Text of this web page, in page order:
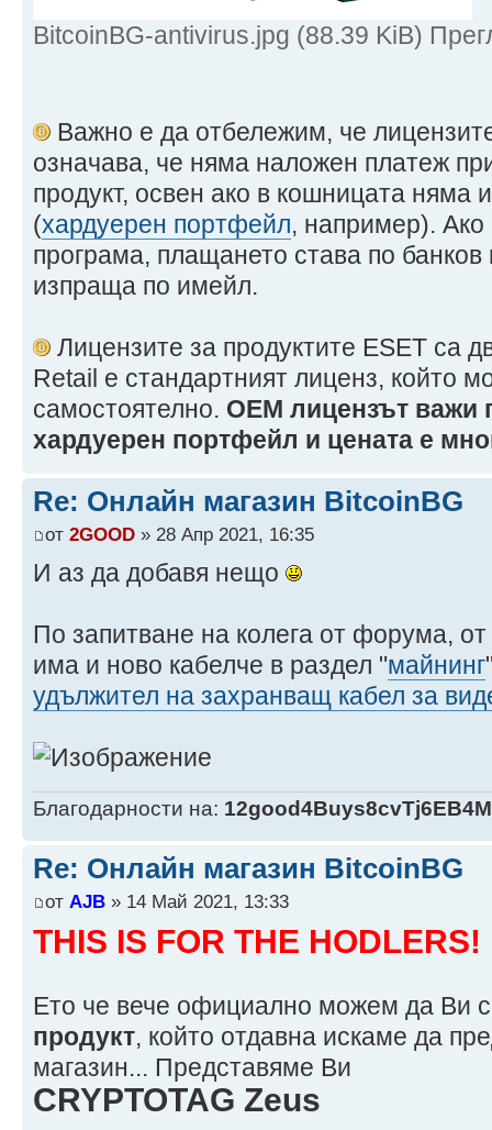
BitcoinBG-antivirus.jpg (88.39 KiB)
Важно е да отбележим, че
означава, че няма наложен платеж
продукт, освен ако в кошницата няма
(хардуерен портфейл, например). Ако
програма, плащането става по банков
изпраща по имейл.
Лицензите за продуктите ESET са
Retail е стандартният лиценз, който
самостоятелно. OEM лицензът важи
хардуерен портфейл и цената е
Re: Онлайн магазин BitcoinBG
от 2GOOD » 28 Апр 2021, 16:35
И аз да добавя нещо
По запитване на колега от форума,
има и ново кабелче в раздел "майнинг
удължител на захранващ кабел за
Благодарности на:
Re: Онлайн магазин BitcoinBG
от AJB » 14 Май 2021, 13:33
THIS IS FOR THE HODLERS!
Ето че вече официално можем да Ви
продукт, който отдавна искаме да
магазин... Представяме Ви
CRYPTOTAG Zeus